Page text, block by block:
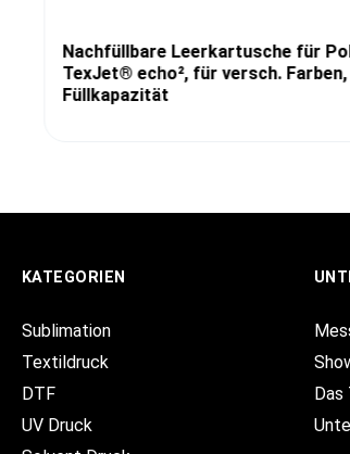
Nachfüllbare Leerkartusche für
TexJet® echo², für versch. Farben,
Füllkapazität
KATEGORIEN
Sublimation
Textildruck
DTF
UV Druck
Das